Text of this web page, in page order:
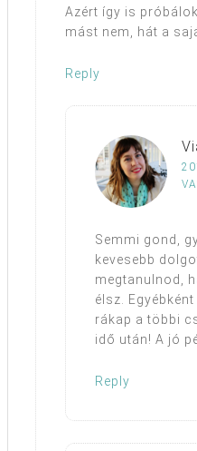
Azért így is
mást nem, hát a
Reply
Semmi gond,
kevesebb
megtanulnod,
élsz.
rákap a többi
idő után! A jó
Reply